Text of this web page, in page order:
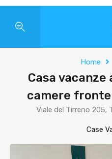
Home
Casa vacanze
camere fronte
Viale del Tirreno 205,
Case